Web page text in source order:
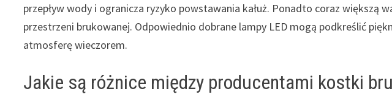
przepływ wody i ogranicza ryzyko powstawania kałuż. Ponadto coraz większą
przestrzeni brukowanej. Odpowiednio dobrane lampy LED mogą podkreślić
atmosferę wieczorem.
Jakie są różnice między producentami kostki